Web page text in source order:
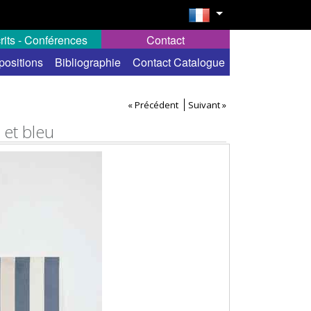
Bibliographie Contact Catalogue
- Conférences Contact
« Précédent Suivant »
bleu